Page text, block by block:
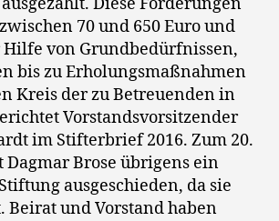
Diese Förderungen
70 und 650 Euro und
Hilfe von Grundbedürfnissen,
bis zu Erholungsmaßnahmen
Kreis der zu Betreuenden in
Vorstandsvorsitzender
im Stifterbrief 2016. Zum 20.
Dagmar Brose übrigens ein
ausgeschieden, da sie
Beirat und Vorstand haben